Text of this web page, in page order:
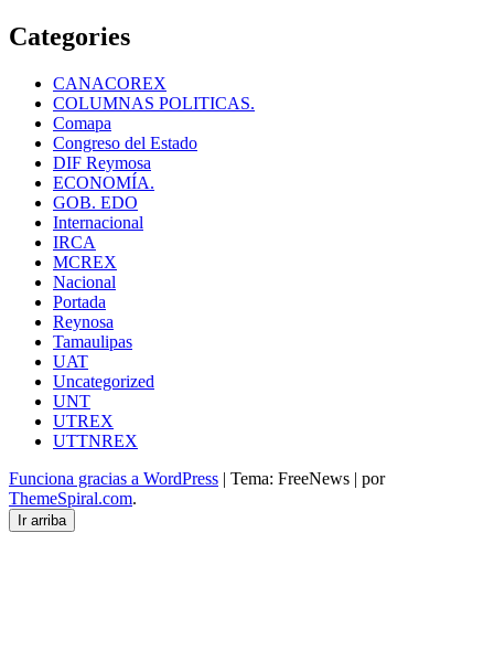
Categories
CANACOREX
COLUMNAS POLITICAS.
Comapa
Congreso del Estado
DIF Reymosa
ECONOMÍA.
GOB. EDO
Internacional
IRCA
MCREX
Nacional
Portada
Reynosa
Tamaulipas
UAT
Uncategorized
UNT
UTREX
UTTNREX
Funciona gracias a WordPress | Tema: FreeNews | por
ThemeSpiral.com.
Ir arriba